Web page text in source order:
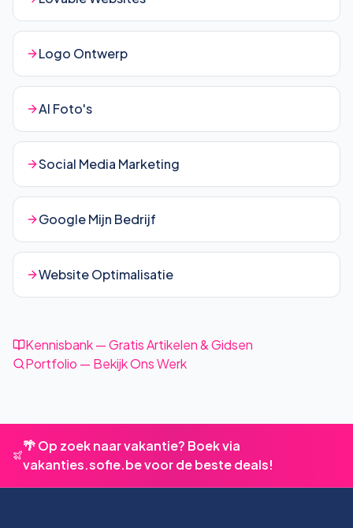
Logo Ontwerp
AI Foto's
Social Media Marketing
Google Mijn Bedrijf
Website Optimalisatie
Kennisbank — Gratis Artikelen & Gidsen
Portfolio — Bekijk Ons Werk
🌴 Op zoek naar vakantie? Boek via
vakanties.sofie.be voor de beste deals!